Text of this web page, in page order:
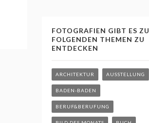
FOTOGRAFIEN GIBT ES ZU
FOLGENDEN THEMEN ZU
ENTDECKEN
ARCHITEKTUR AUSSTELLUNG
BADEN-BADEN
BERUF&BERUFUNG